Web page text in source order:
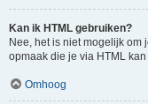
Kan ik HTML gebruiken?
Nee, het is niet mogelijk om
opmaak die je via HTML
Omhoog